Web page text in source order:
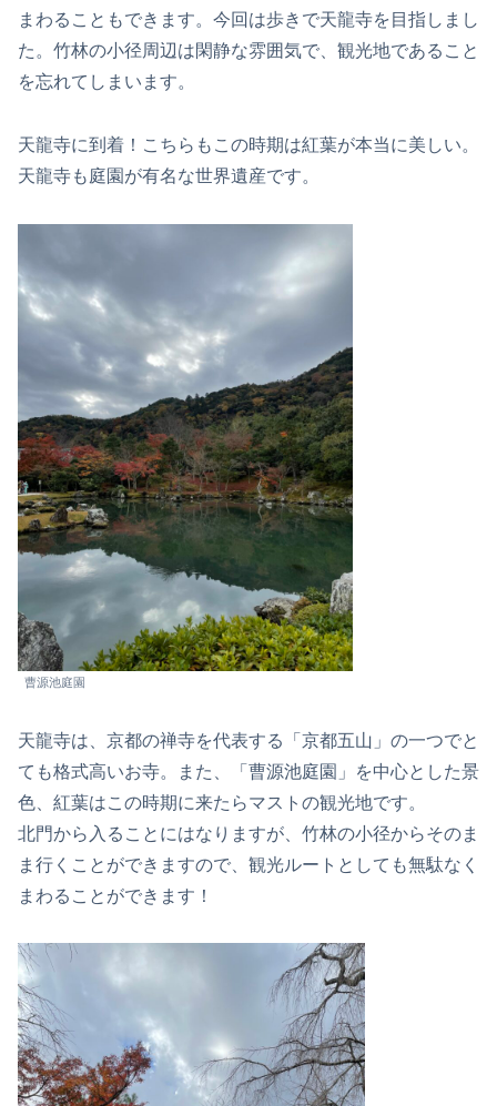
まわることもできます。今回は歩きで天龍寺を目指しまし
た。竹林の小径周辺は閑静な雰囲気で、観光地であること
を忘れてしまいます。
天龍寺に到着！こちらもこの時期は紅葉が本当に美しい。
天龍寺も庭園が有名な世界遺産です。
曹源池庭園
天龍寺は、京都の禅寺を代表する「京都五山」の一つでと
ても格式高いお寺。また、「曹源池庭園」を中心とした景
色、紅葉はこの時期に来たらマストの観光地です。
北門から入ることにはなりますが、竹林の小径からそのま
ま行くことができますので、観光ルートとしても無駄なく
まわることができます！